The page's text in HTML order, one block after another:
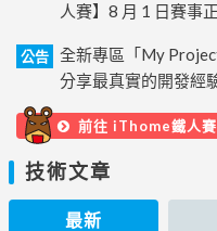
人賽】8 月 1 日賽事
公告
全新專區「My
分享最真實的開發經
前往 iThome鐵人賽
技術文章
最新